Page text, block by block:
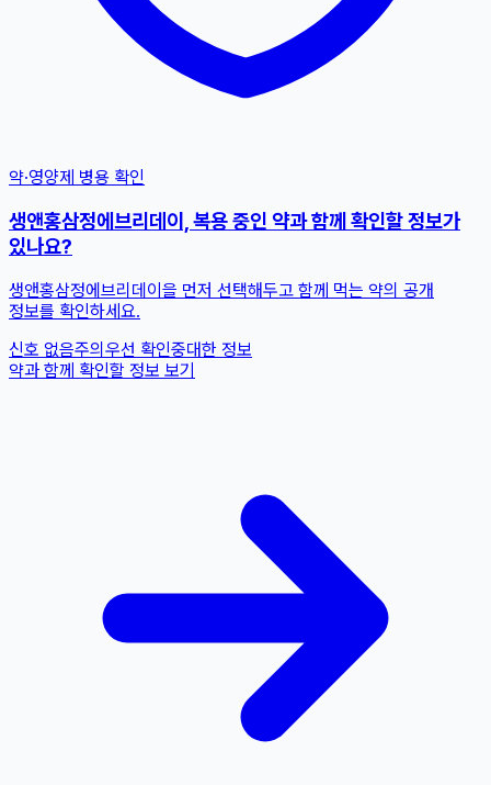
약·영양제 병용 확인
생앤홍삼정에브리데이, 복용 중인 약과 함께 확인할 정보가
있나요?
생앤홍삼정에브리데이을 먼저 선택해두고 함께 먹는 약의 공개
정보를 확인하세요.
신호 없음주의 우선 확인중대한 정보
약과 함께 확인할 정보 보기